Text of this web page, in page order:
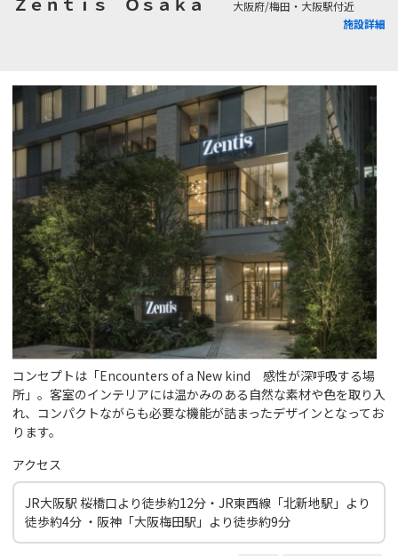
大阪府/梅田・大阪駅付近
施設詳細
コンセプトは「Encounters of a New kind 感性が深呼吸する場
所」。客室のインテリアには温かみのある自然な素材や色を取り入
れ、コンパクトながらも必要な機能が詰まったデザインとなってお
ります。
アクセス
JR大阪駅 桜橋口より徒歩約12分・JR東西線「北新地駅」より
徒歩約4分 ・阪神「大阪梅田駅」より徒歩約9分